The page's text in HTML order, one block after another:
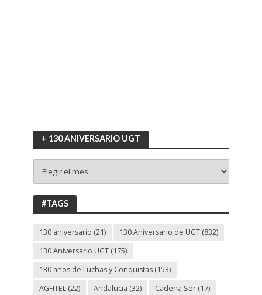
+ 130 ANIVERSARIO UGT
130
ANIVERSARIO
UGT
#TAGS
130 aniversario (21) 130 Aniversario de UGT(832)
130 Aniversario UGT(175)
130 años de Luchas y Conquistas(153)
AGFITEL(22) Andalucia (32) Cadena Ser(17)